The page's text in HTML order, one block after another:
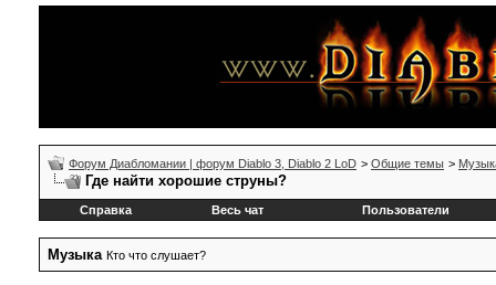
Форум Диабломании | форум Diablo 3, Diablo 2 LoD > Общие темы >
Где найти хорошие струны?
Справка Весь чат Пользователи
Музыка Кто что слушает?